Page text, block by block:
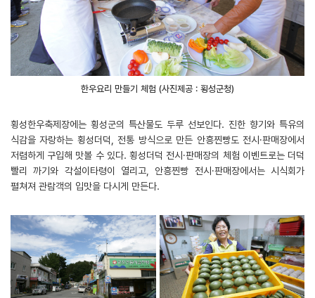
한우요리 만들기 체험 (사진제공 : 횡성군청)
횡성한우축제장에는 횡성군의 특산물도 두루 선보인다. 진한 향기와 특유의
식감을 자랑하는 횡성더덕, 전통 방식으로 만든 안흥찐빵도 전시․판매장에서
저렴하게 구입해 맛볼 수 있다. 횡성더덕 전시․판매장의 체험 이벤트로는 더덕
빨리 까기와 각설이타령이 열리고, 안흥찐빵 전시․판매장에서는 시식회가
펼쳐져 관람객의 입맛을 다시게 만든다.